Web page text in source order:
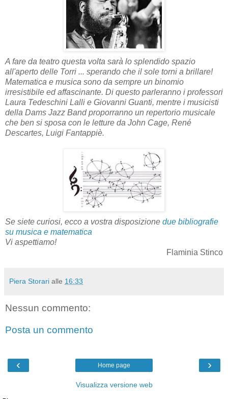
A fare da teatro questa volta sarà lo splendido spazio
all'aperto delle Torri ... sperando che il sole torni a brillare!
Matematica e musica sono da sempre un binomio
irresistibile ed affascinante. Di questo parleranno i professori
Laura Tedeschini Lalli e Giovanni Guanti, mentre i musicisti
della Dams Jazz Band proporranno un repertorio musicale
che ben si sposa con le letture da John Cage, René
Descartes, Luigi Fantappiè.
Se siete curiosi, ecco a vostra disposizione due bibliografie
su musica e matematica
Vi aspettiamo!
Flaminia Stinco
Piera Storari alle 16:33
Nessun commento:
Posta un commento
‹ ›
Home page
Visualizza versione web